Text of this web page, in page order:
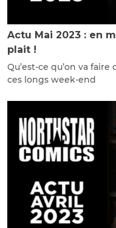
Actu Mai 2023 : en
plait !
Qu’est-ce qu’on va
ces longs week-end